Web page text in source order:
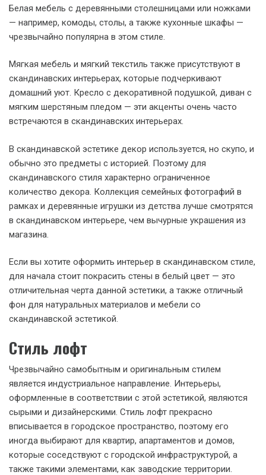
Белая мебель с деревянными столешницами или ножками
— например, комоды, столы, а также кухонные шкафы —
чрезвычайно популярна в этом стиле.
Мягкая мебель и мягкий текстиль также присутствуют в
скандинавских интерьерах, которые подчеркивают
домашний уют. Кресло с декоративной подушкой, диван с
мягким шерстяным пледом — эти акценты очень часто
встречаются в скандинавских интерьерах.
В скандинавской эстетике декор используется, но скупо, и
обычно это предметы с историей. Поэтому для
скандинавского стиля характерно ограниченное
количество декора. Коллекция семейных фотографий в
рамках и деревянные игрушки из детства лучше смотрятся
в скандинавском интерьере, чем вычурные украшения из
магазина.
Если вы хотите оформить интерьер в скандинавском стиле,
для начала стоит покрасить стены в белый цвет — это
отличительная черта данной эстетики, а также отличный
фон для натуральных материалов и мебели со
скандинавской эстетикой.
Стиль лофт
Чрезвычайно самобытным и оригинальным стилем
является индустриальное направление. Интерьеры,
оформленные в соответствии с этой эстетикой, являются
сырыми и дизайнерскими. Стиль лофт прекрасно
вписывается в городское пространство, поэтому его
иногда выбирают для квартир, апартаментов и домов,
которые соседствуют с городской инфраструктурой, а
также такими элементами, как заводские территории.